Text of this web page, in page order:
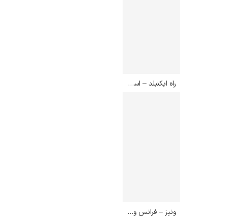
راه ایکنیلد – اسپنسر گور
ونیز – فرانس ویلهلم اولدمارک